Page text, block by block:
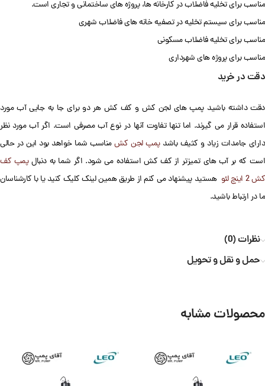
مناسب برای تخلیه فاضلاب در کارخانه ها، پروژه های ساختمانی و تجاری است.
مناسب برای سیستم تخلیه در تصفیه خانه های فاضلاب شهری
مناسب برای تخلیه فاضلاب مسکونی
مناسب برای پروژه های شهرداری
دقت در خرید
دقت داشته باشید پمپ های لجن کش و کف کش هر دو برای جا به جایی آب مورد
استفاده قرار می گیرند. اما تنها تفاوت آنها در نوع آب مصرفی است. اگر آب مورد نظر
دارای جامدات زیاد و کثیف باشدپمپ لجن کشمناسب شما خواهد بود این در حالی
است که بر آب های تمیزتر از کف کش استفاده می شود. اگر شما به دنبالپمپ کف
کش 2 اینچ لئو
هستید پیشنهاد می کنم از طریق همین لینک کلیک کنید یا با کارشناسان
ما در ارتباط باشید.
نظرات (0)
حمل و نقل و تحویل
محصولات مشابه